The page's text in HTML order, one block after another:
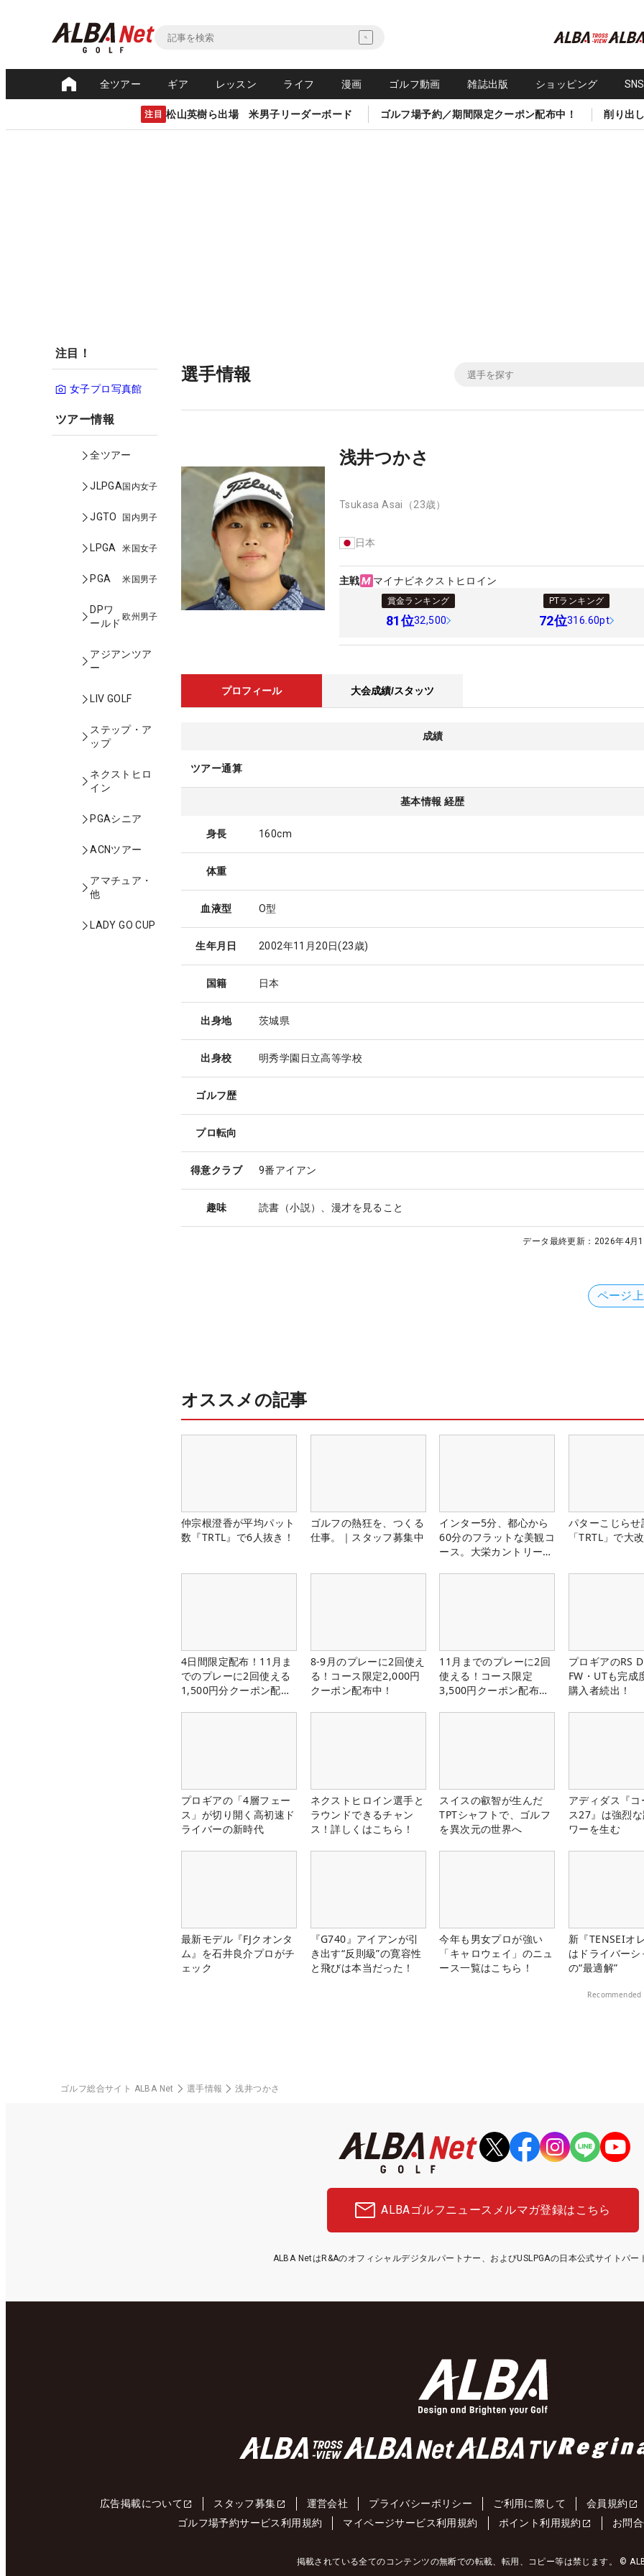
全ツアー ギア レッスン ライフ 漫画 ゴルフ動画 雑誌出版 ショッピング
注目 松山英樹ら出場 米男子リーダーボード ゴルフ場予約／期間限定クーポン配布中！ 削り出
注目！
女子プロ写真館
ツアー情報
全ツアー
JLPGA国内女子
JGTO 国内男子
LPGA 米国女子
PGA 米国男子
DPワ
ールド
欧州男子
アジアンツア
ー
LIV GOLF
ステップ・ア
ップ
ネクストヒロ
イン
PGAシニア
ACNツアー
アマチュア・
他
LADY GO CUP
選手情報
浅井つかさ
Tsukasa Asai （23歳）
日本
主戦 マイナビネクストヒロイン
賞金ランキング
81位32,500
PTランキング
72位316.60pt
プロフィール 大会成績/スタッツ
成績
ツアー通算
基本情報 経歴
身長 160cm
体重
血液型 O型
生年月日 2002年11月20日(23歳)
国籍 日本
出身地 茨城県
出身校 明秀学園日立高等学校
ゴルフ歴
プロ転向
得意クラブ 9番アイアン
趣味 読書（小説）、漫才を見ること
データ最終更新： 2026年4月
ページ
オススメの記事
仲宗根澄香が平均パット
数『TRTL』で6人抜き！
ゴルフの熱狂を、つくる
仕事。｜スタッフ募集中
インター5分、都心から
60分のフラットな美観コ
ース。大栄カントリー俱
パターこじらせ
「TRTL」で大
4日間限定配布！11月ま
でのプレーに2回使える
1,500円分クーポン配布
8-9月のプレーに2回使え
る！コース限定2,000円
クーポン配布中！
11月までのプレーに2回
使える！コース限定
3,500円クーポン配布
プロギアのRS
FW・UTも完成
購入者続出！
プロギアの「4層フェー
ス」が切り開く高初速ド
ライバーの新時代
ネクストヒロイン選手と
ラウンドできるチャン
ス！詳しくはこちら！
スイスの叡智が生んだ
TPTシャフトで、ゴルフ
を異次元の世界へ
アディダス『コ
ス27』は強烈
ワーを生む
最新モデル『FJクオンタ
ム』を石井良介プロがチ
ェック
『G740』アイアンが引
き出す“反則級”の寛容性
と飛びは本当だった！
今年も男女プロが強い
「キャロウェイ」のニュ
ース一覧はこちら！
新『TENSEIオ
はドライバーシ
の“最適解”
Recommended
ゴルフ総合サイト ALBA Net 選手情報 浅井つかさ
ALBAゴルフニュース メルマガ登録はこちら
ALBA NetはR&Aのオフィシャルデジタルパートナー、およびUSLPGAの日本公式サイトパー
広告掲載について スタッフ募集 運営会社 プライバシーポリシー ご利用に際して 会員規約
ゴルフ場予約サービス利用規約
マイページサービス利用規約 ポイント利用規約 お問
掲載されている全てのコンテンツの無断での転載、転用、コピー等は禁じます。 ©